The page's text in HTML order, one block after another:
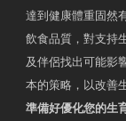
達到健康體重固然
飲食品質，對支持
及伴侶找出可能影
本的策略，以改善
準備好優化您的生